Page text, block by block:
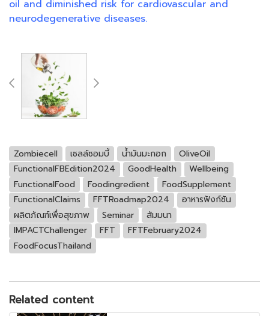
oil and diminished risk for cardiovascular and
neurodegenerative diseases.
Zombiecell เซลล์ซอมบี้ น้ำมันมะกอก
OliveOil
FunctionalFBEdition2024
GoodHealth
Wellbeing
FunctionalFood
Foodingredient
FoodSupplement
FunctionalClaims
FFTRoadmap2024
อาหารฟังก์ชัน
ผลิตภัณฑ์เพื่อสุขภาพ
Seminar
สัมมนา
IMPACTChallenger
FFT
FFTFebruary2024
FoodFocusThailand
Related content